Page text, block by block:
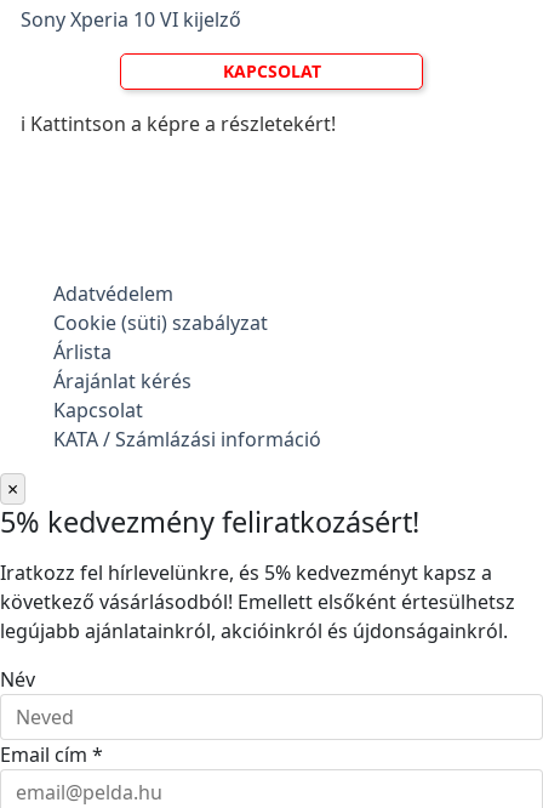
Sony Xperia 10 VI kijelző
KAPCSOLAT
ℹ️ Kattintson a képre a részletekért!
Adatvédelem
Cookie (süti) szabályzat
Árlista
Árajánlat kérés
Kapcsolat
KATA / Számlázási információ
×
5% kedvezmény feliratkozásért!
Iratkozz fel hírlevelünkre, és 5% kedvezményt kapsz a
következő vásárlásodból! Emellett elsőként értesülhetsz
legújabb ajánlatainkról, akcióinkról és újdonságainkról.
Név
Email cím *